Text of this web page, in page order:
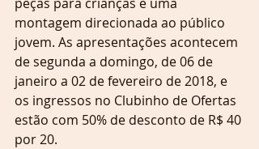
montagem direcionada ao público
jovem. As apresentações acontecem
de segunda a domingo, de 06 de
janeiro a 02 de fevereiro de 2018, e
os ingressos no Clubinho de Ofertas
estão com 50% de desconto de R$ 40
por 20.